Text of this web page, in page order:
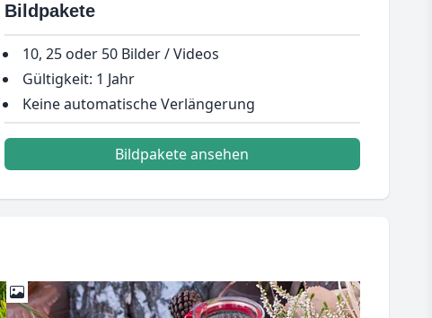
Bildpakete
10, 25 oder 50 Bilder / Videos
Gültigkeit: 1 Jahr
Keine automatische Verlängerung
Bildpakete ansehen